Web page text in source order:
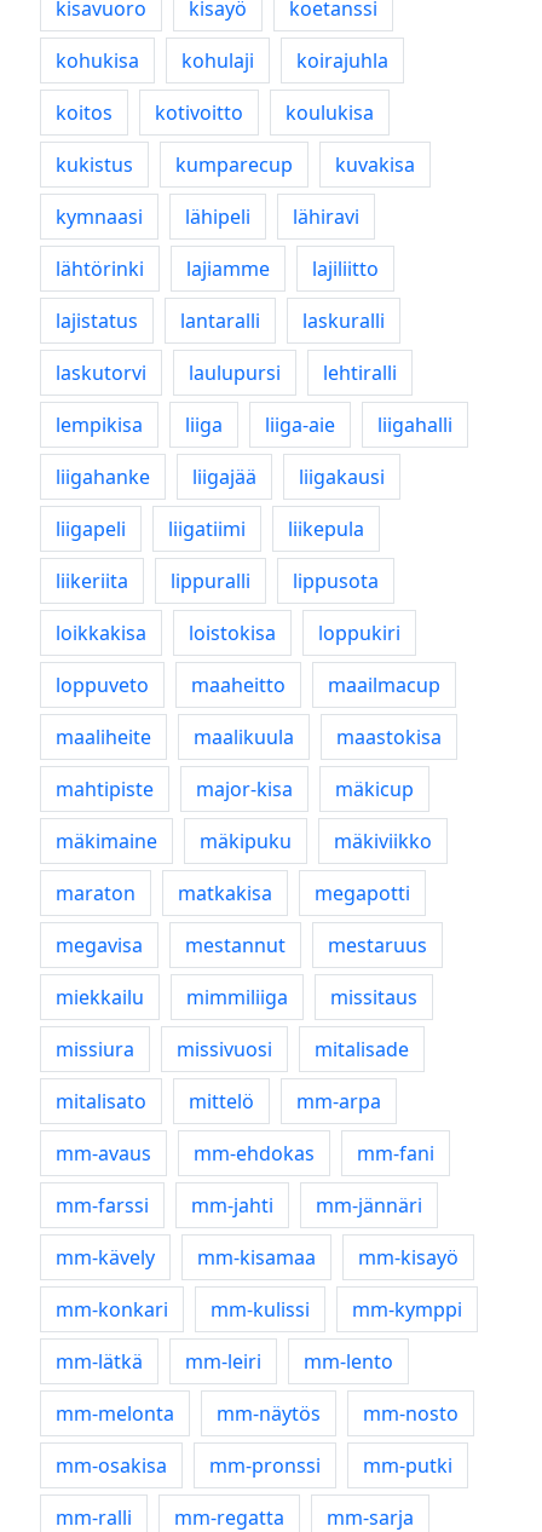
kisavuoro
kisayö
koetanssi
kohukisa
kohulaji
koirajuhla
koitos
kotivoitto
koulukisa
kukistus
kumparecup
kuvakisa
kymnaasi
lähipeli
lähiravi
lähtörinki
lajiamme
lajiliitto
lajistatus
lantaralli
laskuralli
laskutorvi
laulupursi
lehtiralli
lempikisa
liiga liiga-aie
liigahalli
liigahanke
liigajää
liigakausi
liigapeli
liigatiimi
liikepula
liikeriita
lippuralli
lippusota
loikkakisa
loistokisa
loppukiri
loppuveto
maaheitto
maailmacup
maaliheite
maalikuula
maastokisa
mahtipiste
major-kisa
mäkicup
mäkimaine
mäkipuku
mäkiviikko
maraton
matkakisa
megapotti
megavisa
mestannut
mestaruus
miekkailu
mimmiliiga
missitaus
missiura
missivuosi
mitalisade
mitalisato
mittelö
mm-arpa
mm-avaus
mm-ehdokas
mm-fani
mm-farssi
mm-jahti
mm-jännäri
mm-kävely
mm-kisamaa
mm-kisayö
mm-konkari
mm-kulissi
mm-kymppi
mm-lätkä
mm-leiri
mm-lento
mm-melonta
mm-näytös
mm-nosto
mm-osakisa
mm-pronssi
mm-putki
mm-ralli
mm-regatta mm-sarja